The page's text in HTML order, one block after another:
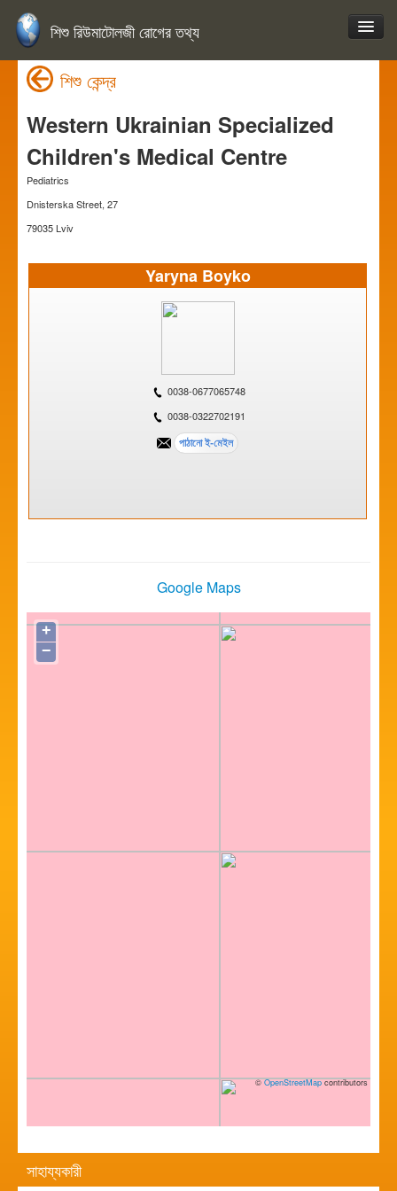
শিশু রিউমাটোলজী রোগের তথ্য
শিশু কেন্দ্র
Western Ukrainian Specialized
Children's Medical Centre
Pediatrics
Dnisterska Street, 27
79035 Lviv
Yaryna Boyko
0038-0677065748
0038-0322702191
Google Maps
+
−
©OpenStreetMapcontributors
সাহায্যকারী